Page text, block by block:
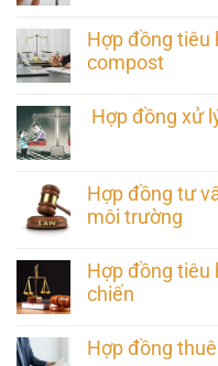
Hợp đồng tiêu
compost
Hợp đồng xử
Hợp đồng tư
môi trường
Hợp đồng tiêu
chiến
Hợp đồng